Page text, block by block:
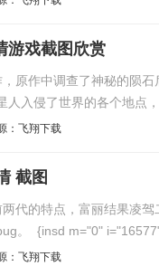
游戏截图欣赏
原作中调查了神秘的陨
人入侵了世界的各个地点
：飞翔下载
截图
代的特点，富丽结果凌
。 {insd m="0"
：飞翔下载